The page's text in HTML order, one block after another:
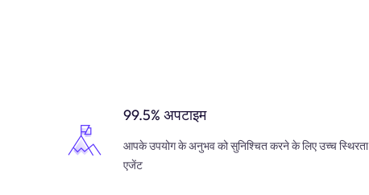
99.5% अपटाइम
आपके उपयोग के अनुभव को सुनिश्चित करने के लिए उच्च स्थिरता
एजेंट